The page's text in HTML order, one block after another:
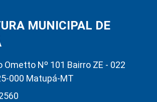
MUNICIPAL DE
Ometto Nº 101 Bairro ZE - 022
000 Matupá-MT